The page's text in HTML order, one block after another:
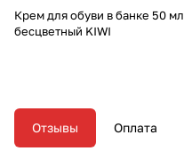
Крем для обуви в банке 50 мл
бесцветный KIWI
Отзывы Оплата